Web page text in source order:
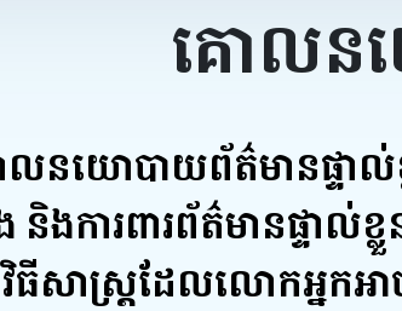
គោលន
នយោបាយព័ត៌មានផ្ទាល់
និងការពារព័ត៌មានផ្ទា
ធីសាស្ត្រដែលលោកអ្នកអា